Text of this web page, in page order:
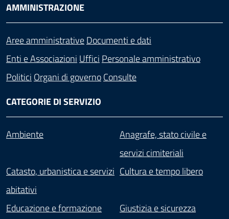
AMMINISTRAZIONE
Aree amministrativeDocumenti e dati
Enti e Associazioni Uffici Personale amministrativo
Politici Organi di governoConsulte
CATEGORIE DI SERVIZIO
Ambiente
Anagrafe, stato civile e
servizi cimiteriali
Catasto, urbanistica e servizi
abitativi
Cultura e tempo libero
Educazione e formazione
Giustizia e sicurezza